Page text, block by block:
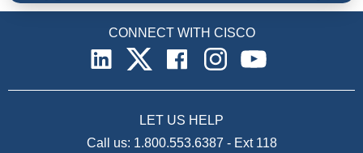
CONNECT WITH CISCO
LET US HELP
Call us: 1.800.553.6387 - Ext 118